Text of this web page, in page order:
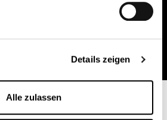
Details zeigen
Alle zulassen